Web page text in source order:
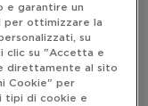
e garantire un
per ottimizzare la
su
clic su "Accetta e
direttamente al sito
Cookie" per
tipi di cookie e